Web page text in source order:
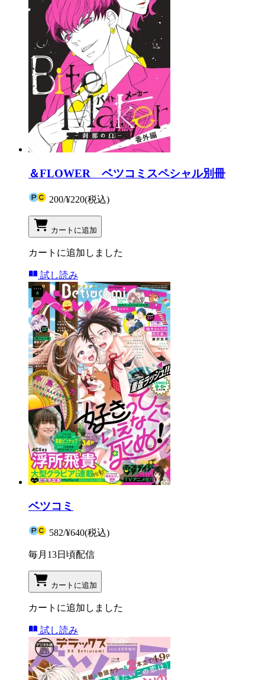
＆FLOWER ベツコミスペシャル別冊
200/¥220(税込)
カートに追加
カートに追加しました
試し読み
ベツコミ
582/¥640(税込)
毎月13日頃配信
カートに追加
カートに追加しました
試し読み